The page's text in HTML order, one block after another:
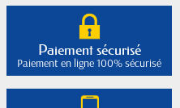
Paiement sécurisé
Paiement en ligne 100% sécurisé